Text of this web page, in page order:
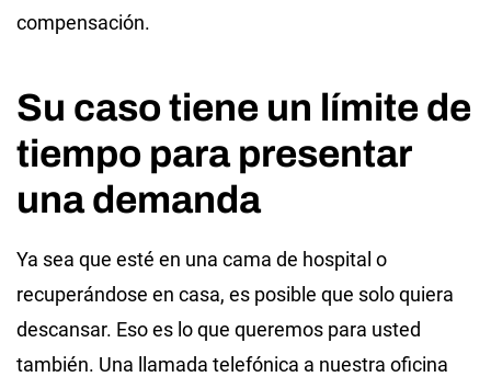
compensación.
Su caso tiene un límite de
tiempo para presentar
una demanda
Ya sea que esté en una cama de hospital o
recuperándose en casa, es posible que solo quiera
descansar. Eso es lo que queremos para usted
también. Una llamada telefónica a nuestra oficina